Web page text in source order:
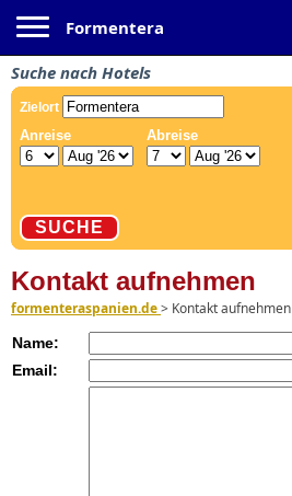
Formentera
Suche nach Hotels
Kontakt aufnehmen
formenteraspanien.de> Kontakt aufnehmen